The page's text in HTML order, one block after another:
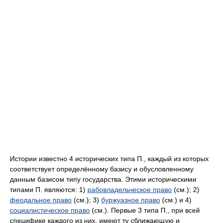
Истории известно 4 исторических типа П., каждый из которых
соответствует определённому базису и обусловленному
данным базисом типу государства. Этими историческими
типами П. являются: 1) рабовладельческое право (см.); 2)
феодальное право (см.); 3) буржуазное право (см.) и 4)
социалистическое право (см.). Первые 3 типа П., при всей
специфике каждого из них, имеют ту сближающую и